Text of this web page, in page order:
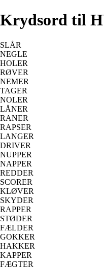
Krydsord til
SLÅR
NEGLE
HOLER
RØVER
NEMER
TAGER
NOLER
LÅNER
RANER
RAPSER
LANGER
DRIVER
NUPPER
NAPPER
REDDER
SCORER
KLØVER
SKYDER
RAPPER
STØDER
FÆLDER
GOKKER
HAKKER
KAPPER
FÆGTER